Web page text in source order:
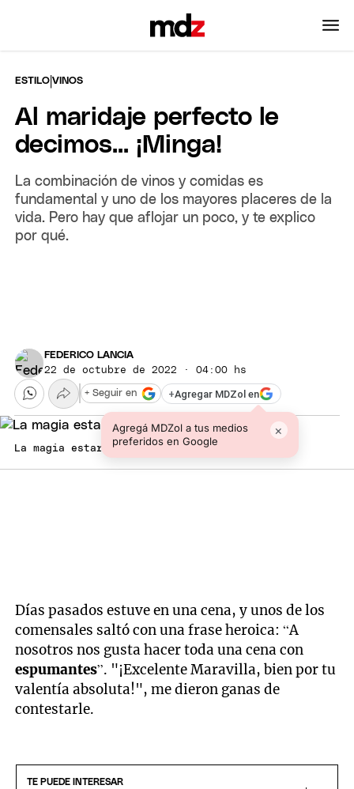
ESTILO |VINOS
Al maridaje perfecto le
decimos... ¡Minga!
La combinación de vinos y comidas es
fundamental y uno de los mayores placeres de la
vida. Pero hay que aflojar un poco, y te explico
por qué.
FEDERICO LANCIA
22 de octubre de 2022 · 04:00 hs
+Agregar MDZol en
Agregá MDZol a tus medios
preferidos en Google
×
+ Seguir en
La magia estará en la simpleza
Días pasados estuve en una cena, y unos de los
comensales saltó con una frase heroica: “A
nosotros nos gusta hacer toda una cena con
espumantes”. "¡Excelente Maravilla, bien por tu
valentía absoluta!", me dieron ganas de
contestarle.
TE PUEDE INTERESAR